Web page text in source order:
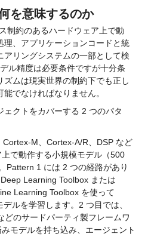
を意味するのか
制約のあるハードウェア上で動
理、アプリケーションコードと統
リングシステムの一部として検
ル精度は必要条件ですが十分条
ムは現実世界の制約下でも正し
でなければなりません。
ェクトをカバーする 2 つのパタ
M、Cortex-A/R、DSP など
で動作する小規模モデル（500
Pattern 1 には 2 つの経路があり
Learning Toolbox または
Learning Toolbox を使って
ルを学習します。2 つ目では、
どのサードパーティ製フレームワ
モデルを持ち込み、エージェント